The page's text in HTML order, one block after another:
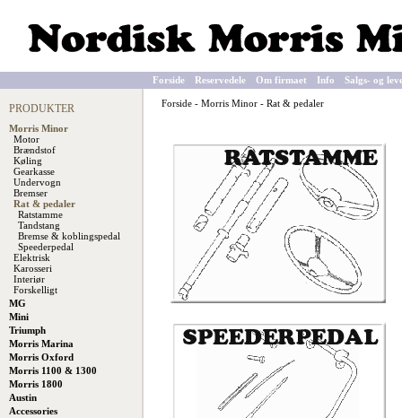
Forside Reservedele Om firmaet Info Salgs- og
PRODUKTER
Morris Minor
Motor
Brændstof
Køling
Gearkasse
Undervogn
Bremser
Rat & pedaler
Ratstamme
Tandstang
Bremse & koblingspedal
Speederpedal
Elektrisk
Karosseri
Interiør
Forskelligt
MG
Mini
Triumph
Morris Marina
Morris Oxford
Morris 1100 & 1300
Morris 1800
Austin
Accessories
Forside - Morris Minor - Rat & pedaler